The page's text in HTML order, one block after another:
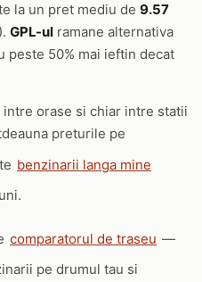
la un pret mediu de 9.57
GPL-ul ramane alternativa
peste 50% mai ieftin decat
orase si chiar intre statii
preturile pe
benzinarii langa mine
comparatorul de traseu —
pe drumul tau si